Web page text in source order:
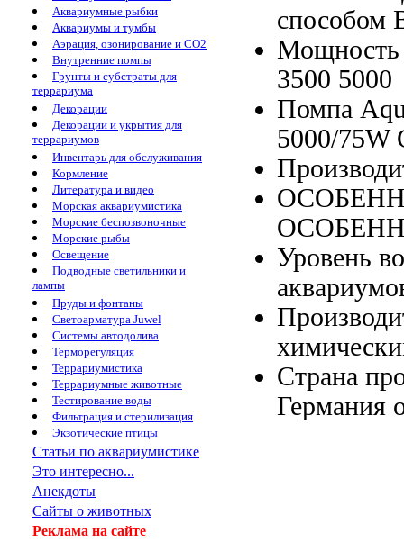
Аквариумные рыбки
Аквариумы и тумбы
Аэрация, озонирование и CO2
Внутренние помпы
Грунты и субстраты для
террариума
Декорации
Декорации и укрытия для
террариумов
Инвентарь для обслуживания
Кормление
Литература и видео
Морская аквариумистика
Морские беспозвоночные
Морские рыбы
Освещение
Подводные светильники и
лампы
Пруды и фонтаны
Светоарматура Juwel
Системы автодолива
Терморегуляция
Террариумистика
Террариумные животные
Тестирование воды
Фильтрация и стерилизация
Экзотические птицы
Статьи по аквариумистике
Это интересно...
Анекдоты
Сайты о животных
Реклама на сайте
способом
3500 5000
Помпа
5000/75W
Уровень
Страна
Германия